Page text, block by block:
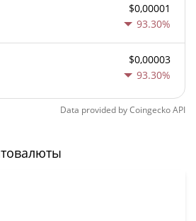
$0,00001
93.30%
$0,00003
93.30%
Data provided byCoingeckoAPI